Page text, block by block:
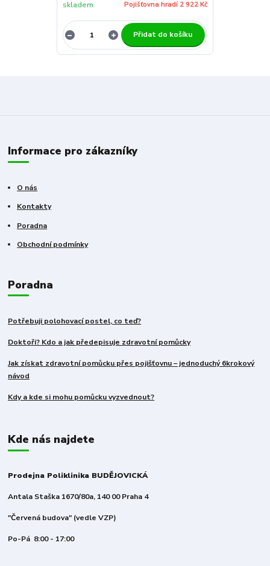
Pojišťovna hradí 2 922 Kč
skladem
Přidat do košíku
Informace pro zákazníky
O nás
Kontakty
Poradna
Obchodní podmínky
Poradna
Potřebuji polohovací postel, co teď?
Doktoři? Kdo a jak předepisuje zdravotní pomůcky
Jak získat zdravotní pomůcku přes pojišťovnu – jednoduchý 6krokový
návod
Kdy a kde si mohu pomůcku vyzvednout?
Kde nás najdete
Prodejna Poliklinika BUDĚJOVICKÁ
Antala Staška 1670/80a, 140 00 Praha 4
"Červená budova" (vedle VZP)
Po-Pá 8:00 - 17:00